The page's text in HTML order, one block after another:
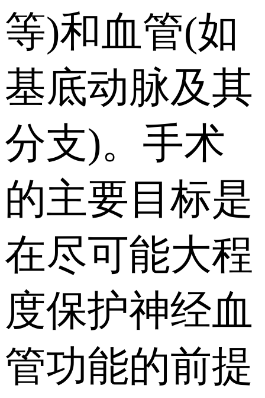
等)和血管(如
基底动脉及其
分支)。手术
的主要目标是
在尽可能大程
度保护神经血
管功能的前提